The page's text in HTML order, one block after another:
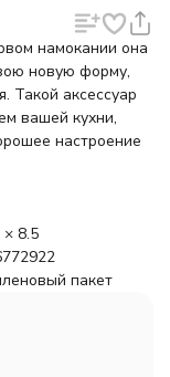
намокании она
новую форму,
Такой аксессуар
вашей кухни,
настроение
× 8.5
пакет